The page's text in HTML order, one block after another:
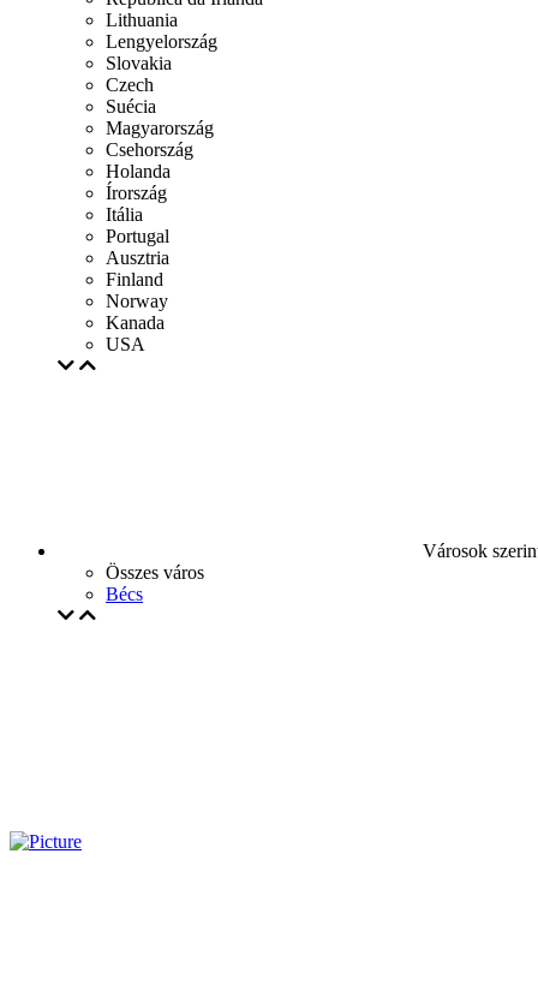
Lithuania
Lengyelország
Slovakia
Czech
Suécia
Magyarország
Csehország
Holanda
Írország
Itália
Portugal
Ausztria
Finland
Norway
Kanada
USA
Városok
Összes város
Bécs